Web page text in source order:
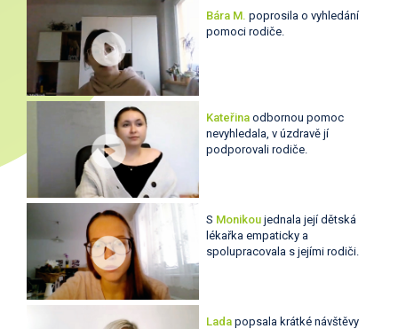
Bára M. poprosila o vyhledání
pomoci rodiče.
Kateřina odbornou pomoc
nevyhledala, v úzdravě jí
podporovali rodiče.
S Monikoujednala její dětská
lékařka empaticky a
spolupracovala s jejími rodiči.
Ladapopsala krátké návštěvy